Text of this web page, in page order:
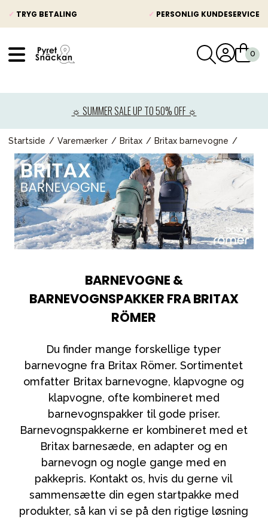
✓ TRYG BETALING ✓ PERSONLIG KUNDESERVICE
☼ SUMMER SALE UP TO 50% OFF ☼
Startside Varemærker Britax Britax barnevogne
BARNEVOGNE &
BARNEVOGNSPAKKER FRA BRITAX
RÖMER
Du finder mange forskellige typer
barnevogne fra Britax Römer. Sortimentet
omfatter Britax barnevogne, klapvogne og
klapvogne, ofte kombineret med
barnevognspakker til gode priser.
Barnevognspakkerne er kombineret med et
Britax barnesæde, en adapter og en
barnevogn og nogle gange med en
pakkepris. Kontakt os, hvis du gerne vil
sammensætte din egen startpakke med
produkter, så kan vi se på den rigtige løsning
Barnevogne
Autostole
Babypakke
Baby
Legetøj og spil
Mor & Far
Møbler & sengetøj
Tilbehør
Reservedele
Kampagner
Vores favoritter
Mærker
Sol og svømning Outlet
Guide
Kontakt os på
Vores butik